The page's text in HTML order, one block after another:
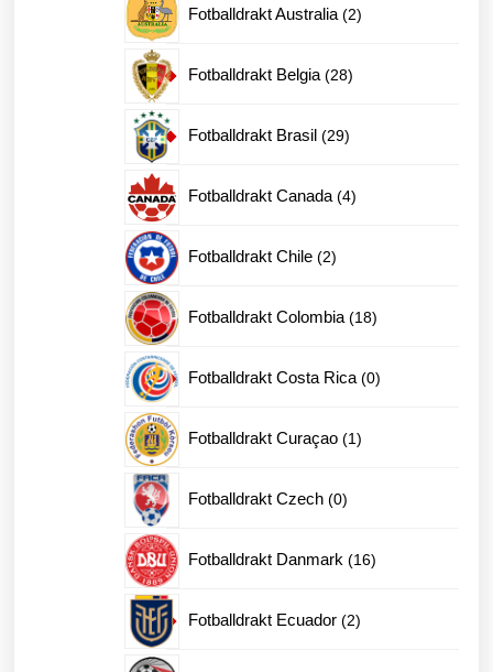
Fotballdrakt Australia 22
Fotballdrakt Belgia 2828
Fotballdrakt Brasil 2929
Fotballdrakt Canada 44
Fotballdrakt Chile 22
Fotballdrakt Colombia 1818
Fotballdrakt Costa Rica 00
Fotballdrakt Curaçao 11
Fotballdrakt Czech 00
Fotballdrakt Danmark 1616
Fotballdrakt Ecuador 22